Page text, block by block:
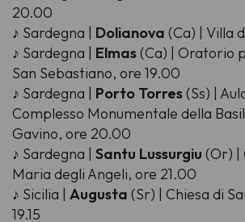
20.00
♪ Sardegna | Dolianova (Ca) | Villa
♪ Sardegna | Elmas(Ca) | Oratorio
San Sebastiano, ore 19.00
♪ Sardegna | Porto Torres(Ss) |
Complesso Monumentale della
Gavino, ore 20.00
♪ Sardegna | Santu Lussurgiu (Or) |
Maria degli Angeli, ore 21.00
♪ Sicilia | Augusta (Sr) | Chiesa di
19.15